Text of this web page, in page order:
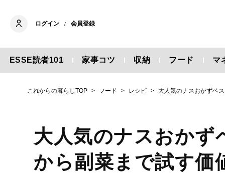
ログイン / 会員登録
ESSE読者101 家事コツ 収納 フード マ
これからの暮らしTOP フード レシピ 大人気のナスおかずベ
大人気のナスおかず
から副菜まで試す価